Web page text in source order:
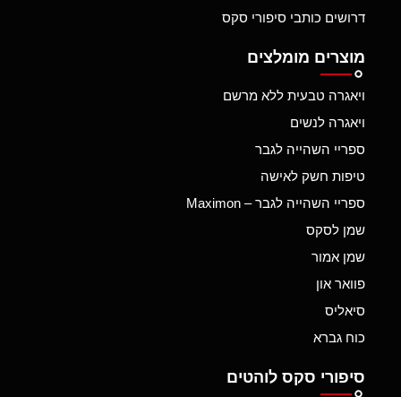
דרושים כותבי סיפורי סקס
מוצרים מומלצים
ויאגרה טבעית ללא מרשם
ויאגרה לנשים
ספריי השהייה לגבר
טיפות חשק לאישה
ספריי השהייה לגבר – Maximon
שמן לסקס
שמן אמור
פוואר און
סיאליס
כוח גברא
סיפורי סקס לוהטים